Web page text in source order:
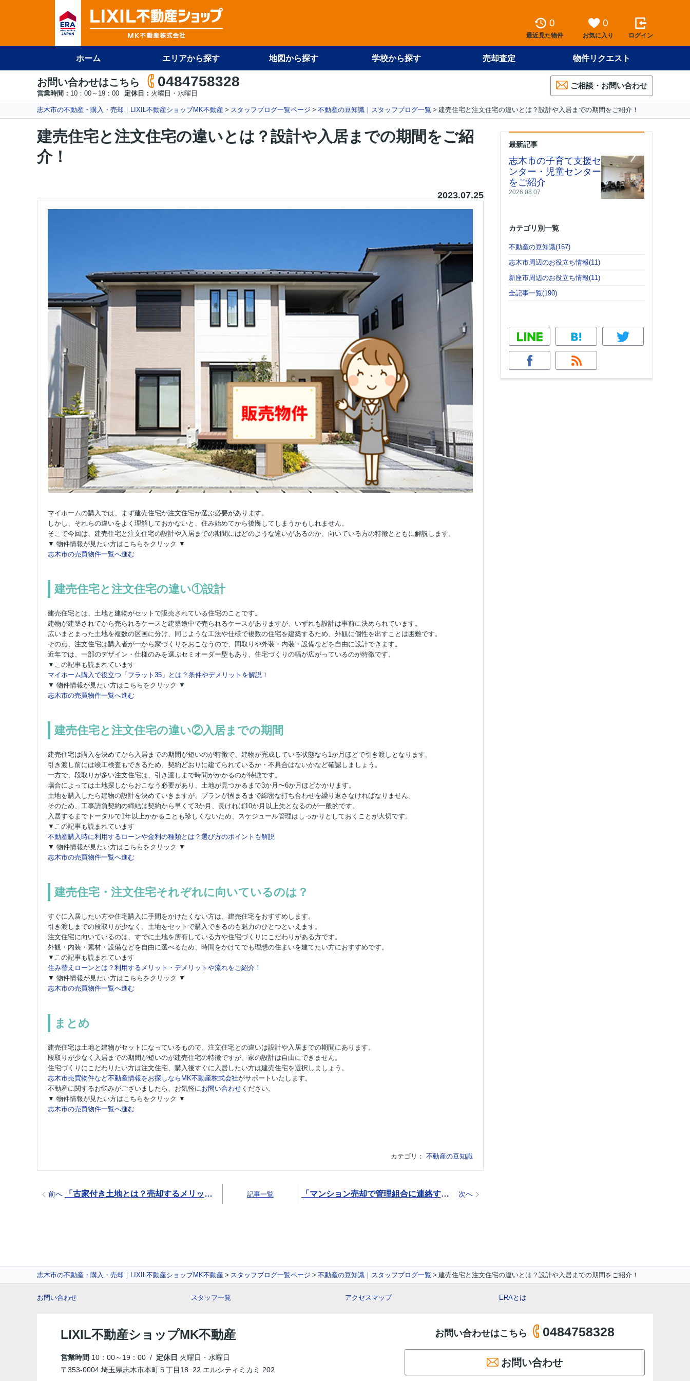
0
最近見た物件
0
お気に入り ログイン
ホーム エリアから探す 地図から探す 学校から探す 売却査定 物件リクエスト
お問い合わせはこちら 0484758328
営業時間： 10：00～19：00 定休日： 火曜日・水曜日
ご相談・お問い合わせ
志木市の不動産・購入・売却｜LIXIL不動産ショップMK不動産 スタッフブログ一覧ページ 不動産の豆知識｜スタッフブログ一覧 建売住宅と注文住宅の違いとは？設計や入居までの期間をご紹介！
建売住宅と注文住宅の違いとは？設計や入居までの期間をご紹
介！
2023.07.25
マイホームの購入では、まず建売住宅か注文住宅か選ぶ必要があります。
しかし、それらの違いをよく理解しておかないと、住み始めてから後悔してしまうかもしれません。
そこで今回は、建売住宅と注文住宅の設計や入居までの期間にはどのような違いがあるのか、向いている方の特徴とともに解説します。
▼ 物件情報が見たい方はこちらをクリック ▼
志木市の売買物件一覧へ進む
建売住宅と注文住宅の違い①設計
建売住宅とは、土地と建物がセットで販売されている住宅のことです。
建物が建築されてから売られるケースと建築途中で売られるケースがありますが、いずれも設計は事前に決められています。
広いまとまった土地を複数の区画に分け、同じような工法や仕様で複数の住宅を建築するため、外観に個性を出すことは困難です。
その点、注文住宅は購入者が一から家づくりをおこなうので、間取りや外装・内装・設備などを自由に設計できます。
近年では、一部のデザイン・仕様のみを選ぶセミオーダー型もあり、住宅づくりの幅が広がっているのが特徴です。
▼この記事も読まれています
マイホーム購入で役立つ「フラット35」とは？条件やデメリットを解説！
▼ 物件情報が見たい方はこちらをクリック ▼
志木市の売買物件一覧へ進む
建売住宅と注文住宅の違い②入居までの期間
建売住宅は購入を決めてから入居までの期間が短いのが特徴で、建物が完成している状態なら1か月ほどで引き渡しとなります。
引き渡し前には竣工検査もできるため、契約どおりに建てられているか・不具合はないかなど確認しましょう。
一方で、段取りが多い注文住宅は、引き渡しまで時間がかかるのが特徴です。
場合によっては土地探しからおこなう必要があり、土地が見つかるまで3か月〜6か月ほどかかります。
土地を購入したら建物の設計を決めていきますが、プランが固まるまで綿密な打ち合わせを繰り返さなければなりません。
そのため、工事請負契約の締結は契約から早くて3か月、長ければ10か月以上先となるのが一般的です。
入居するまでトータルで1年以上かかることも珍しくないため、スケジュール管理はしっかりとしておくことが大切です。
▼この記事も読まれています
不動産購入時に利用するローンや金利の種類とは？選び方のポイントも解説
▼ 物件情報が見たい方はこちらをクリック ▼
志木市の売買物件一覧へ進む
建売住宅・注文住宅それぞれに向いているのは？
すぐに入居したい方や住宅購入に手間をかけたくない方は、建売住宅をおすすめします。
引き渡しまでの段取りが少なく、土地をセットで購入できるのも魅力のひとつといえます。
注文住宅に向いているのは、すでに土地を所有している方や住宅づくりにこだわりがある方です。
外観・内装・素材・設備などを自由に選べるため、時間をかけてでも理想の住まいを建てたい方におすすめです。
▼この記事も読まれています
住み替えローンとは？利用するメリット・デメリットや流れをご紹介！
▼ 物件情報が見たい方はこちらをクリック ▼
志木市の売買物件一覧へ進む
まとめ
建売住宅は土地と建物がセットになっているもので、注文住宅との違いは設計や入居までの期間にあります。
段取りが少なく入居までの期間が短いのが建売住宅の特徴ですが、家の設計は自由にできません。
住宅づくりにこだわりたい方は注文住宅、購入後すぐに入居したい方は建売住宅を選択しましょう。
志木市売買物件など不動産情報をお探しならMK不動産株式会社がサポートいたします。
不動産に関するお悩みがございましたら、お気軽にお問い合わせ ください。
▼ 物件情報が見たい方はこちらをクリック ▼
志木市の売買物件一覧へ進む
カテゴリ： 不動産の豆知識
前へ 「古家付き土地とは？売却するメリットやデメリット・注意点をご紹介！」 記事一覧 「マンション売却で管理組合に連絡するタイミングは？提出する書類も解説！」 次へ
最新記事
志木市の子育て支援セ
ンター・児童センター
をご紹介
2026.08.07
カテゴリ別一覧
不動産の豆知識(167)
志木市周辺のお役立ち情報(11)
新座市周辺のお役立ち情報(11)
全記事一覧(190)
志木市の不動産・購入・売却｜LIXIL不動産ショップMK不動産 スタッフブログ一覧ページ 不動産の豆知識｜スタッフブログ一覧 建売住宅と注文住宅の違いとは？設計や入居までの期間をご紹介！
お問い合わせ スタッフ一覧 アクセスマップ ERAとは
LIXIL不動産ショップMK不動産
営業時間 10：00～19：00 / 定休日 火曜日・水曜日
〒353-0004 埼玉県志木市本町５丁目18−22 エルシティミカミ 202
お問い合わせはこちら 0484758328
お問い合わせ